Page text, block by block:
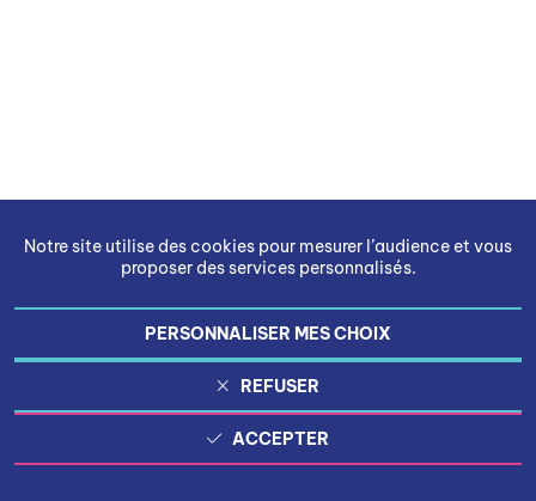
Notre site utilise des cookies pour mesurer l’audience et vous
proposer des services personnalisés.
PERSONNALISER MES CHOIX
REFUSER
ACCEPTER